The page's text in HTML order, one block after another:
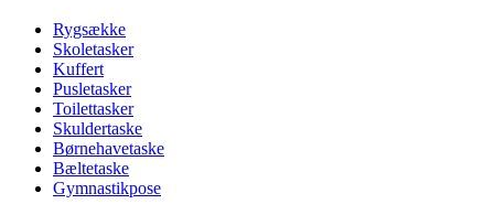
Rygsække
Skoletasker
Kuffert
Pusletasker
Toilettasker
Skuldertaske
Børnehavetaske
Bæltetaske
Gymnastikpose